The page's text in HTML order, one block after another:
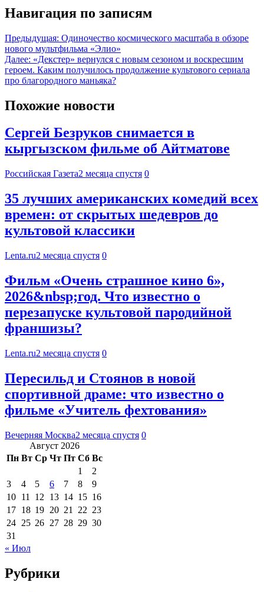
Навигация по записям
Предыдущая: Одиночество космического масштаба в обзоре
нового мультфильма «Элио»
Далее: «Декстер» вернулся с новым сезоном и воскресшим
героем. Каким получилось продолжение культового сериала
про благородного маньяка?
Похожие новости
Сергей Безруков снимается в
кыргызском фильме об Айтматове
Российская Газета2 месяца спустя 0
35 лучших американских комедий всех
времен: от скрытых шедевров до
культовой классики
Lenta.ru2 месяца спустя 0
Фильм «Очень страшное кино 6»,
2026&nbsp;год. Что известно о
перезапуске культовой пародийной
франшизы?
Lenta.ru2 месяца спустя 0
Пересильд и Стоянов в новой
спортивной драме: что известно о
фильме «Учитель фехтования»
Вечерняя Москва2 месяца спустя 0
Август 2026
Пн Вт Ср Чт Пт Сб Вс
1
2
3
4 5 6 7 8
9
10 11 12 13 14 15 16
17 18 19 20 21 22 23
24 25 26 27 28 29 30
31
« Июл
Рубрики